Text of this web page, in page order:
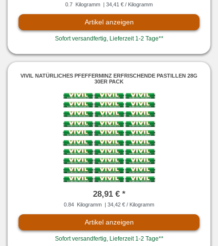
0.7 Kilogramm | 34,41 € / Kilogramm
Artikel anzeigen
Sofort versandfertig, Lieferzeit 1-2 Tage**
VIVIL NATÜRLICHES PFEFFERMINZ ERFRISCHENDE PASTILLEN 28G
30ER PACK
28,91 € *
0.84 Kilogramm | 34,42 € / Kilogramm
Artikel anzeigen
Sofort versandfertig, Lieferzeit 1-2 Tage**